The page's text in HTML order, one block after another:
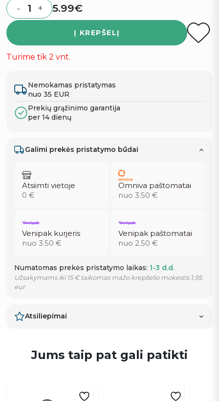
Quantity
- + 5.99€
Į KREPŠELĮ
Turime tik 2 vnt.
Nemokamas pristatymas
nuo 35 EUR
Prekių grąžinimo garantija
per 14 dienų
Galimi prekės pristatymo būdai
Atsiimti vietoje
0 €
Omniva paštomatai
nuo 3.50 €
Venipak kurjeris
nuo 3.50 €
Venipak paštomatai
nuo 2.50 €
Numatomas prekės pristatymo laikas: 1-3 d.d.
Užsakymams iki 15 € taikomas mažo krepšelio mokestis 1,95
eur
Atsiliepimai
Jums taip pat gali patikti